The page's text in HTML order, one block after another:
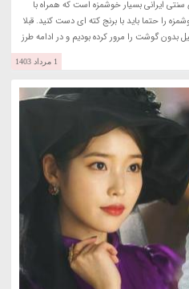
ایرانی بسیار خوشمزه است که همراه با
را حتما باید با برنج کته ای دست کنید. قبلا
بدون گوشت را مرور کرده بودیم و در ادامه طرز
1 مرداد 1403